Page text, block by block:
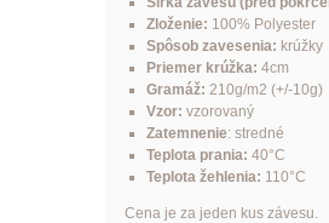
Zloženie: 100% Polyester
Spôsob zavesenia: krúžky
Priemer krúžka: 4cm
Gramáž: 210g/m2 (+/-10g)
Vzor: vzorovaný
Zatemnenie: stredné
Teplota prania: 40°C
Teplota žehlenia: 110°C
Cena je za jeden kus závesu.